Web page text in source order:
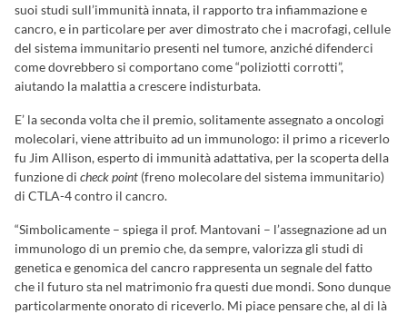
suoi studi sull’immunità innata, il rapporto tra infiammazione e
cancro, e in particolare per aver dimostrato che i macrofagi, cellule
del sistema immunitario presenti nel tumore, anziché difenderci
come dovrebbero si comportano come “poliziotti corrotti”,
aiutando la malattia a crescere indisturbata.
E’ la seconda volta che il premio, solitamente assegnato a oncologi
molecolari, viene attribuito ad un immunologo: il primo a riceverlo
fu Jim Allison, esperto di immunità adattativa, per la scoperta della
funzione di check point (freno molecolare del sistema immunitario)
di CTLA-4 contro il cancro.
“Simbolicamente – spiega il prof. Mantovani – l’assegnazione ad un
immunologo di un premio che, da sempre, valorizza gli studi di
genetica e genomica del cancro rappresenta un segnale del fatto
che il futuro sta nel matrimonio fra questi due mondi. Sono dunque
particolarmente onorato di riceverlo. Mi piace pensare che, al di là